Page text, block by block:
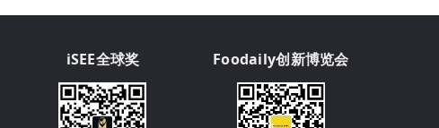
iSEE全球奖 Foodaily创新博览会